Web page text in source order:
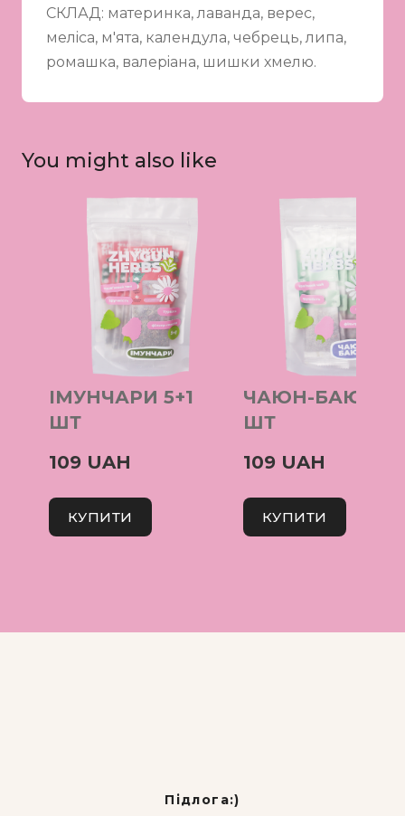
СКЛАД: материнка, лаванда, верес,
мелiса, м'ята, календула, чебрець, липа,
ромашка, валерiана, шишки хмелю.
You might also like
ІМУНЧАРИ 5+1
ШТ
109 UAH
КУПИТИ
ЧАЮН-БАЮН
ШТ
109 UAH
КУПИТИ
Підлога:)